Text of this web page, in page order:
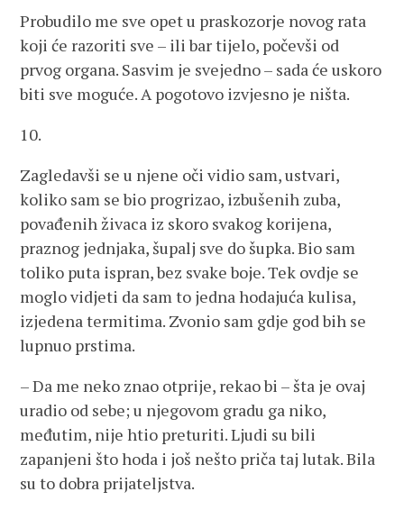
Probudilo me sve opet u praskozorje novog rata
koji će razoriti sve – ili bar tijelo, počevši od
prvog organa. Sasvim je svejedno – sada će uskoro
biti sve moguće. A pogotovo izvjesno je ništa.
10.
Zagledavši se u njene oči vidio sam, ustvari,
koliko sam se bio progrizao, izbušenih zuba,
povađenih živaca iz skoro svakog korijena,
praznog jednjaka, šupalj sve do šupka. Bio sam
toliko puta ispran, bez svake boje. Tek ovdje se
moglo vidjeti da sam to jedna hodajuća kulisa,
izjedena termitima. Zvonio sam gdje god bih se
lupnuo prstima.
– Da me neko znao otprije, rekao bi – šta je ovaj
uradio od sebe; u njegovom gradu ga niko,
međutim, nije htio preturiti. Ljudi su bili
zapanjeni što hoda i još nešto priča taj lutak. Bila
su to dobra prijateljstva.